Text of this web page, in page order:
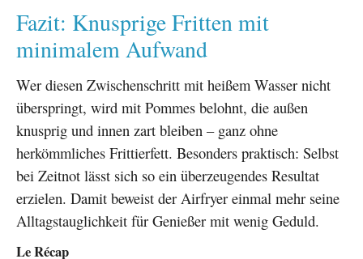
Fazit: Knusprige Fritten mit
minimalem Aufwand
Wer diesen Zwischenschritt mit heißem Wasser nicht
überspringt, wird mit Pommes belohnt, die außen
knusprig und innen zart bleiben – ganz ohne
herkömmliches Frittierfett. Besonders praktisch: Selbst
bei Zeitnot lässt sich so ein überzeugendes Resultat
erzielen. Damit beweist der Airfryer einmal mehr seine
Alltagstauglichkeit für Genießer mit wenig Geduld.
Le Récap